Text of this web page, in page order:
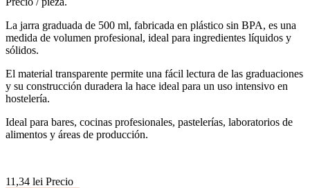
La jarra graduada de 500 ml, fabricada en plástico sin BPA, es una
medida de volumen profesional, ideal para ingredientes líquidos y
sólidos.
El material transparente permite una fácil lectura de las graduaciones
y su construcción duradera la hace ideal para un uso intensivo en
hostelería.
Ideal para bares, cocinas profesionales, pastelerías, laboratorios de
alimentos y áreas de producción.
11,34 lei Precio